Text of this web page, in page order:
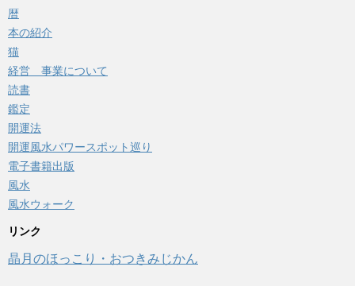
暦
本の紹介
猫
経営 事業について
読書
鑑定
開運法
開運風水パワースポット巡り
電子書籍出版
風水
風水ウォーク
リンク
晶月のほっこり・おつきみじかん